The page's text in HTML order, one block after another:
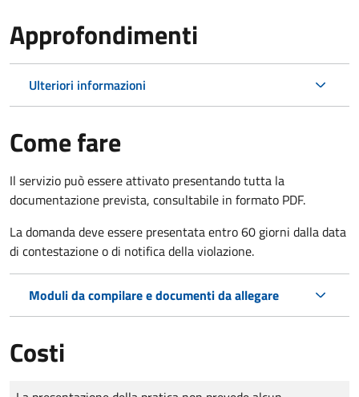
Approfondimenti
Ulteriori informazioni
Come fare
Il servizio può essere attivato presentando tutta la
documentazione prevista, consultabile in formato PDF.
La domanda deve essere presentata entro 60 giorni dalla data
di contestazione o di notifica della violazione.
Moduli da compilare e documenti da allegare
Costi
Tipo di pagamento
Importo